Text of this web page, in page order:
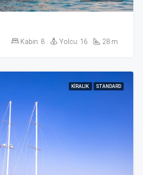
Kabin: 8 Yolcu: 16 28 m
KIRALIK STANDARD